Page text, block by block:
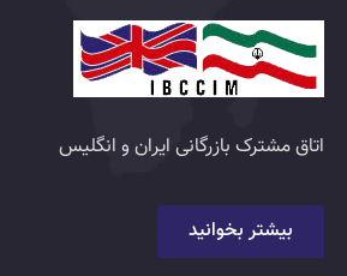
اتاق مشترک بازرگانی ایران و انگلیس
بیشتر بخوانید